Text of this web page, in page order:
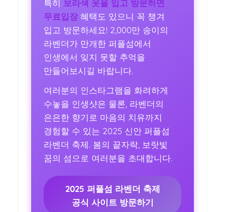
특히 보라색 옷을 입고 방문하면
무료입장혜택도 있으니 꼭 챙겨
입고 방문하세요! 2,000만 송이의
라벤더가 만개한 퍼플섬에서
인생에서 잊지 못할 추억을
만들어보시길 바랍니다.
여러분의 인스타그램을 화려하게
수놓을 인생샷은 물론, 라벤더의
은은한 향기로 마음의 치유까지
경험할 수 있는 2025 신안 퍼플섬
라벤더 축제. 봄의 끝자락, 보랏빛
꿈의 섬으로 여러분을 초대합니다.
2025 퍼플섬 라벤더 축제
공식 사이트 방문하기